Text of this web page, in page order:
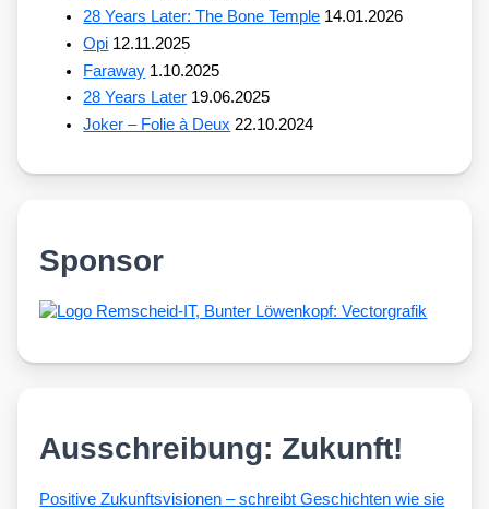
28 Years Later: The Bone Temple 14.01.2026
Opi 12.11.2025
Faraway 1.10.2025
28 Years Later 19.06.2025
Joker – Folie à Deux 22.10.2024
Sponsor
Ausschreibung: Zukunft!
Posi­ti­ve Zukunfts­vi­sio­nen – schreibt Geschich­ten wie sie